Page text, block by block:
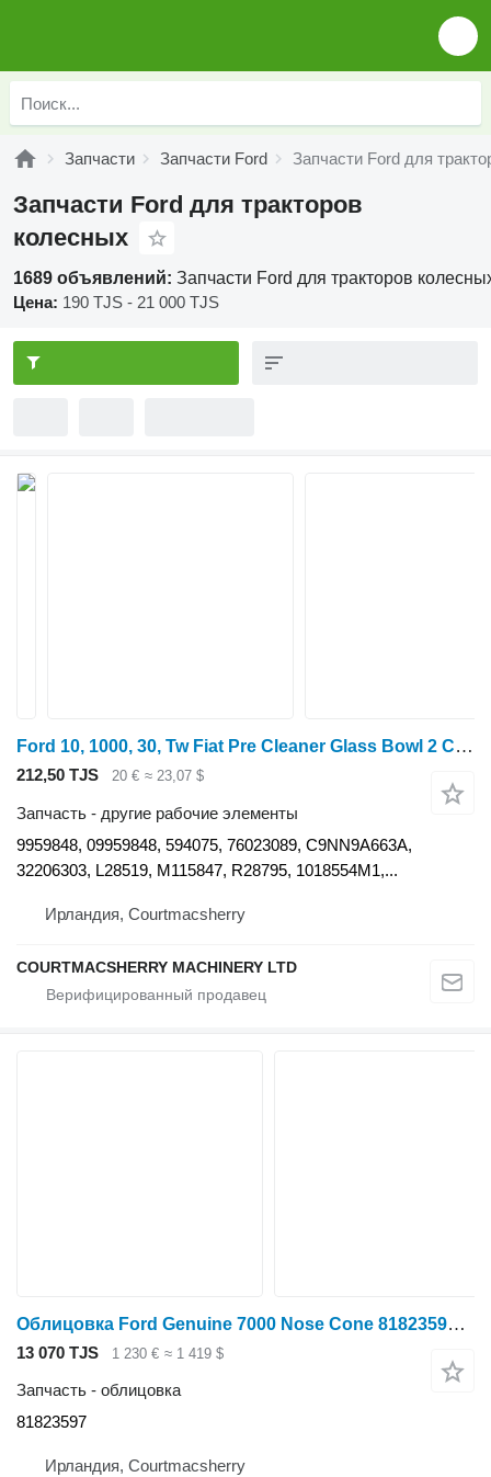
Запчасти Запчасти Ford Запчасти Ford для
Запчасти Ford для тракторов
колесных
1689 объявлений: Запчасти Ford для тракторов
Цена: 190 TJS - 21 000 TJS
Ford 10, 1000, 30, Tw Fiat Pre Cleaner Glass Bowl 2 C9nn9a663a, 32206 9959848 для трактора колесного
212,50 TJS 20 € ≈ 23,07 $
Запчасть - другие рабочие элементы
9959848, 09959848, 594075, 76023089, C9NN9A663A,
32206303, L28519, M115847, R28795, 1018554M1,...
Ирландия, Courtmacsherry
COURTMACSHERRY MACHINERY LTD
Облицовка Ford Genuine 7000 Nose Cone 81823597 для трактора колесного
13 070 TJS 1 230 € ≈ 1 419 $
Запчасть - облицовка
81823597
Ирландия, Courtmacsherry